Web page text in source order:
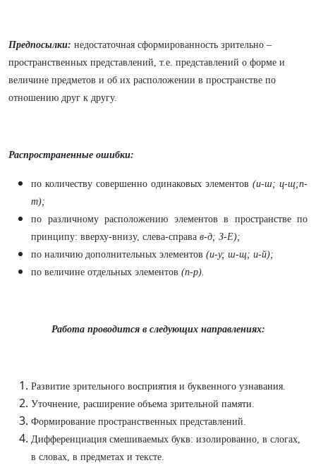
Предпосылки: недостаточная сформированность зрительно –
пространственных представлений, т.е. представлений о форме и
величине предметов и об их расположении в пространстве по
отношению друг к другу.
Распространенные ошибки:
по количеству совершенно одинаковых элементов (и-ш; ц-щ;п-
т);
по различному расположению элементов в пространстве по
принципу: вверху-внизу, слева-справа в-д; З-Е);
по наличию дополнительных элементов (и-у; ш-щ; и-й);
по величине отдельных элементов (п-р).
Работа проводится в следующих направлениях:
Развитие зрительного восприятия и буквенного узнавания.
Уточнение, расширение объема зрительной памяти.
Формирование пространственных представлений.
Дифференциация смешиваемых букв: изолированно, в слогах,
в словах, в предметах и тексте.